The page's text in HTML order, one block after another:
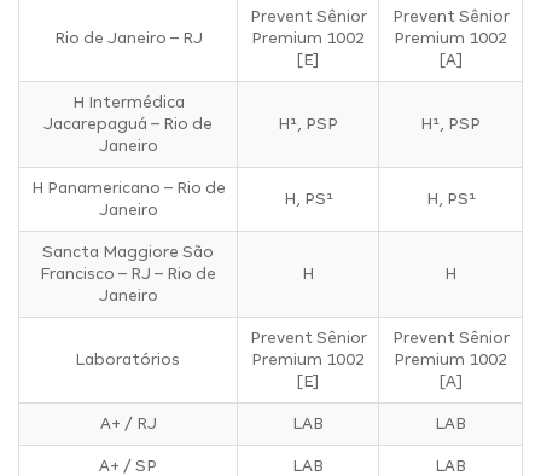
Rio de Janeiro – RJ
Prevent Sênior
Premium 1002
[E]
Prevent Sênior
Premium 1002
[A]
H Intermédica
Jacarepaguá – Rio de
Janeiro
H¹, PSP H¹, PSP
H Panamericano – Rio de
Janeiro
H, PS¹ H, PS¹
Sancta Maggiore São
Francisco – RJ – Rio de
Janeiro
H H
Laboratórios
Prevent Sênior
Premium 1002
[E]
Prevent Sênior
Premium 1002
[A]
A+ / RJ LAB LAB
A+ / SP LAB LAB